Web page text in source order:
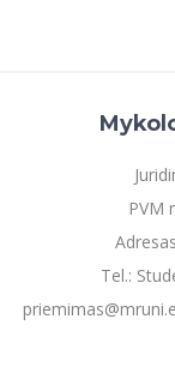
PVM
Tel.: